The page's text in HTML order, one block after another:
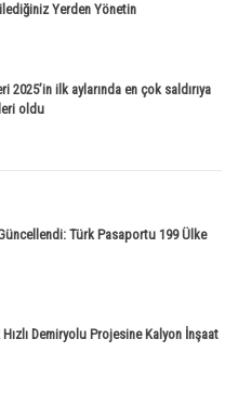
Yerden Yönetin
ilk aylarında en çok saldırıya
oldu
Türk Pasaportu 199 Ülke
Demiryolu Projesine Kalyon İnşaat